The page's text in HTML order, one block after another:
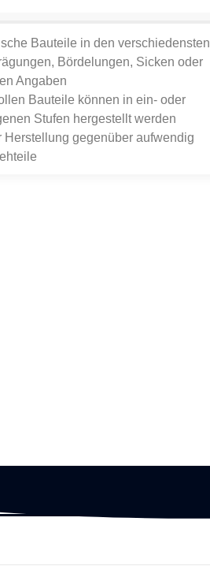
Bauteile in den verschiedensten
Bördelungen, Sicken oder
Angaben
Bauteile können in ein- oder
Stufen hergestellt werden
Herstellung gegenüber aufwendig